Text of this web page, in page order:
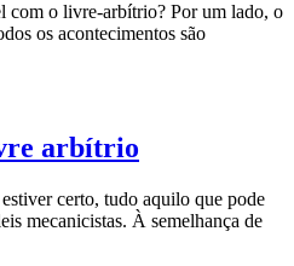
com o livre-arbítrio? Por um lado, o
os acontecimentos são
arbítrio
certo, tudo aquilo que pode
mecanicistas. À semelhança de